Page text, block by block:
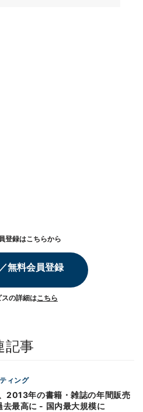
登録はこちらから
無料会員登録
の詳細はこちら
記事
ィング
2013年の書籍・雑誌の年間販売
去最高に - 国内最大規模に